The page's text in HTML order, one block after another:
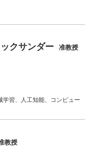
クサンダー 准教授
学習、人工知能、コンピュー
教授